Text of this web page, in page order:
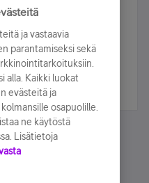
arvonnassa.
ja vastaavia
parantamiseksi sekä
alla. Kaikki luokat
evästeitä ja
osapuolille.
ne käytöstä
Lisätietoja